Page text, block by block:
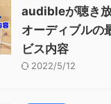
audibleが聴き
オーディブルの
ビス内容
2022/5/12